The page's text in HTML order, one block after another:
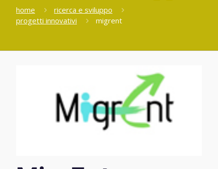
home
ricerca e sviluppo
progetti innovativi
migrent